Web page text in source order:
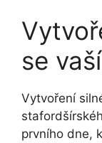
se
Vytvoření
prvního dne,